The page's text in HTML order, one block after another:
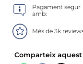
Pagament segur
amb:
Més de 3k
9. salmó premium
10. calamar sirena